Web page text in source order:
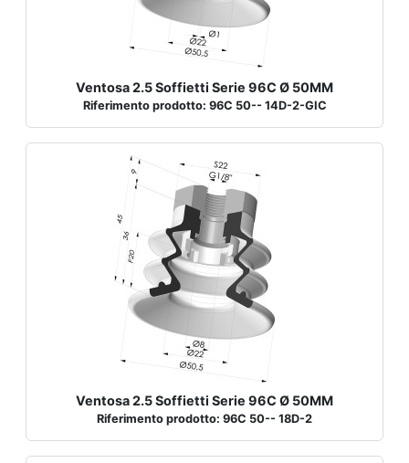
Ventosa 2.5 Soffietti Serie 96C Ø 50MM
Riferimento prodotto: 96C 50-- 14D-2-GIC
Ventosa 2.5 Soffietti Serie 96C Ø 50MM
Riferimento prodotto: 96C 50-- 18D-2